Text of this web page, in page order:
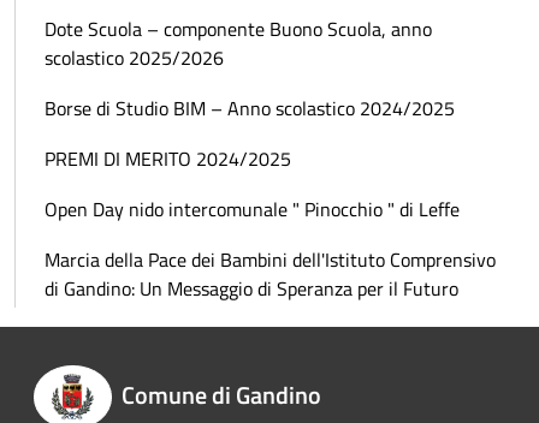
Dote Scuola – componente Buono Scuola, anno
scolastico 2025/2026
Borse di Studio BIM – Anno scolastico 2024/2025
PREMI DI MERITO 2024/2025
Open Day nido intercomunale " Pinocchio " di Leffe
Marcia della Pace dei Bambini dell'Istituto Comprensivo
di Gandino: Un Messaggio di Speranza per il Futuro
Comune di Gandino